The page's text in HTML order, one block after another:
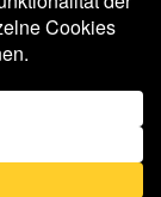
WordPress